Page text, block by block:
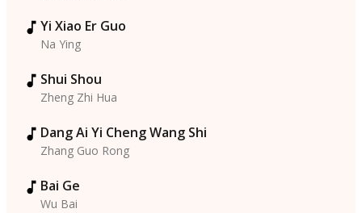
Yi Xiao Er Guo
Na Ying
Shui Shou
Zheng Zhi Hua
Dang Ai Yi Cheng Wang Shi
Zhang Guo Rong
Bai Ge
Wu Bai